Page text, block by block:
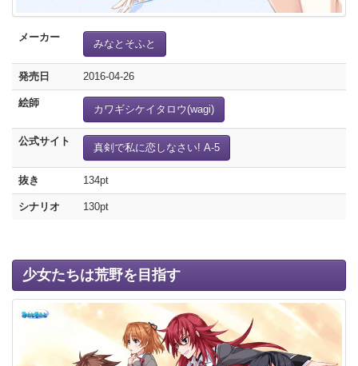
メーカー
みなとそふと
発売日 2016-04-26
絵師
カワギシケイタロウ(wagi)
公式サイト
真剣で私に恋しなさい! A-5
抜き 134pt
シナリオ 130pt
少女たちは荒野を目指す